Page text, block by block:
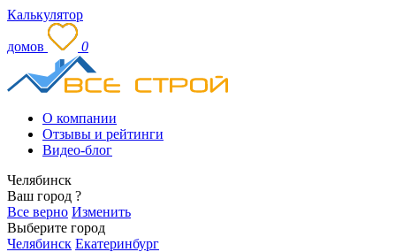
Калькулятор
домов 0
О компании
Отзывы и рейтинги
Видео-блог
Челябинск
Ваш город ?
Все верно Изменить
Выберите город
Челябинск Екатеринбург